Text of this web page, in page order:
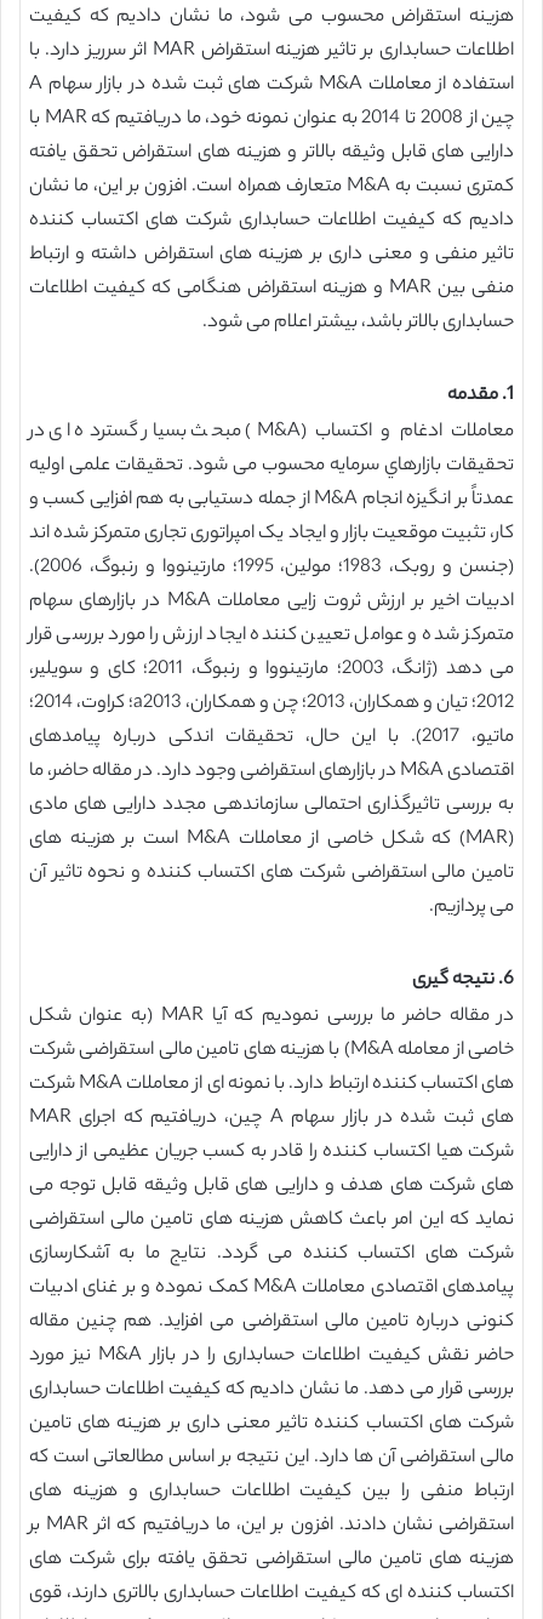
هزینه استقراض محسوب می شود، ما نشان دادیم که کیفیت
اطلاعات حسابداری بر تاثیر هزینه استقراض MAR اثر سرریز دارد. با
استفاده از معاملات M&A شرکت های ثبت شده در بازار سهام A
چین از 2008 تا 2014 به عنوان نمونه خود، ما دریافتیم که MAR با
دارایی های قابل وثیقه بالاتر و هزینه های استقراض تحقق یافته
کمتری نسبت به M&A متعارف همراه است. افزون بر این، ما نشان
دادیم که کیفیت اطلاعات حسابداری شرکت های اکتساب کننده
تاثیر منفی و معنی داری بر هزینه های استقراض داشته و ارتباط
منفی بین MAR و هزینه استقراض هنگامی که کیفیت اطلاعات
حسابداری بالاتر باشد، بیشتر اعلام می شود.
1. مقدمه
معاملات ادغام و اکتساب (M&A) مبحث بسیار گسترده ای در
تحقیقات بازارهاي سرمايه محسوب می شود. تحقیقات علمی اولیه
عمدتاً بر انگیزه انجام M&A از جمله دستیابی به هم افزایی کسب و
کار، تثبیت موقعیت بازار و ایجاد یک امپراتوری تجاری متمرکز شده اند
(جنسن و روبک، 1983؛ مولین، 1995؛ مارتینووا و رنبوگ، 2006).
ادبیات اخیر بر ارزش ثروت زایی معاملات M&A در بازارهای سهام
متمرکز شده و عوامل تعیین کننده ایجاد ارزش را مورد بررسی قرار
می دهد (ژانگ، 2003؛ مارتینووا و رنبوگ، 2011؛ کای و سویلیر،
2012؛ تیان و همکاران، 2013؛ چن و همکاران، a2013؛ کراوت، 2014؛
ماتیو، 2017). با این حال، تحقیقات اندکی درباره پیامدهای
اقتصادی M&A در بازارهای استقراضی وجود دارد. در مقاله حاضر، ما
به بررسی تاثیرگذاری احتمالی سازماندهی مجدد دارایی های مادی
(MAR) که شکل خاصی از معاملات M&A است بر هزینه های
تامین مالی استقراضی شرکت های اکتساب کننده و نحوه تاثیر آن
می پردازیم.
6. نتیجه گیری
در مقاله حاضر ما بررسی نمودیم که آیا MAR (به عنوان شکل
خاصی از معامله M&A) با هزینه های تامین مالی استقراضی شرکت
های اکتساب کننده ارتباط دارد. با نمونه ای از معاملات M&A شرکت
های ثبت شده در بازار سهام A چین، دریافتیم که اجرای MAR
شرکت هیا اکتساب کننده را قادر به کسب جریان عظیمی از دارایی
های شرکت های هدف و دارایی های قابل وثیقه قابل توجه می
نماید که این امر باعث کاهش هزینه های تامین مالی استقراضی
شرکت های اکتساب کننده می گردد. نتایج ما به آشکارسازی
پیامدهای اقتصادی معاملات M&A کمک نموده و بر غنای ادبیات
کنونی درباره تامین مالی استقراضی می افزاید. هم چنین مقاله
حاضر نقش کیفیت اطلاعات حسابداری را در بازار M&A نیز مورد
بررسی قرار می دهد. ما نشان دادیم که کیفیت اطلاعات حسابداری
شرکت های اکتساب کننده تاثیر معنی داری بر هزینه های تامین
مالی استقراضی آن ها دارد. این نتیجه بر اساس مطالعاتی است که
ارتباط منفی را بین کیفیت اطلاعات حسابداری و هزینه های
استقراضی نشان دادند. افزون بر این، ما دریافتیم که اثر MAR بر
هزینه های تامین مالی استقراضی تحقق یافته برای شرکت های
اکتساب کننده ای که کیفیت اطلاعات حسابداری بالاتری دارند، قوی